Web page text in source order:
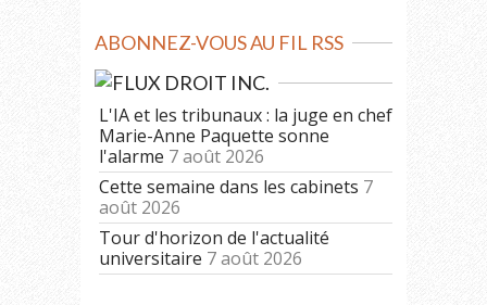
ABONNEZ-VOUS AU FIL RSS
DROIT INC.
L'IA et les tribunaux : la juge en chef
Marie-Anne Paquette sonne
l'alarme 7 août 2026
Cette semaine dans les cabinets 7
août 2026
Tour d'horizon de l'actualité
universitaire 7 août 2026